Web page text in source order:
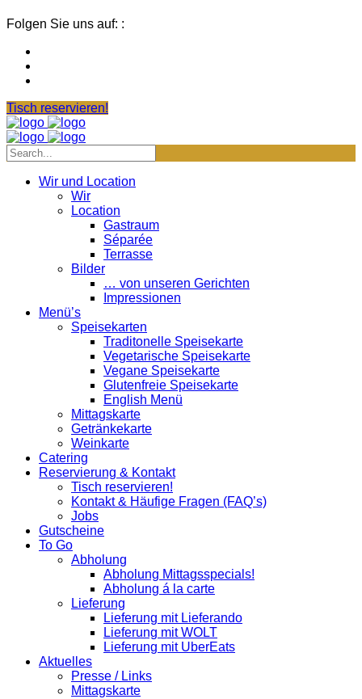
Folgen Sie uns auf: :
Tisch reservieren!
Wir und Location
Wir
Location
Gastraum
Séparée
Terrasse
Bilder
… von unseren Gerichten
Impressionen
Menü’s
Speisekarten
Traditonelle Speisekarte
Vegetarische Speisekarte
Vegane Speisekarte
Glutenfreie Speisekarte
English Menü
Mittagskarte
Getränkekarte
Weinkarte
Catering
Reservierung & Kontakt
Tisch reservieren!
Kontakt & Häufige Fragen (FAQ’s)
Jobs
Gutscheine
To Go
Abholung
Abholung Mittagsspecials!
Abholung á la carte
Lieferung
Lieferung mit Lieferando
Lieferung mit WOLT
Lieferung mit UberEats
Aktuelles
Presse / Links
Mittagskarte